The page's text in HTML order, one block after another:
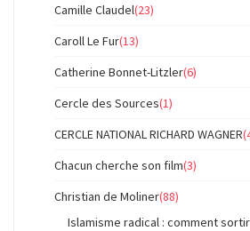
Camille Claudel(23)
Caroll Le Fur(13)
Catherine Bonnet-Litzler(6)
Cercle des Sources(1)
CERCLE NATIONAL RICHARD WAGNER
Chacun cherche son film(3)
Christian de Moliner(88)
Islamisme radical : comment